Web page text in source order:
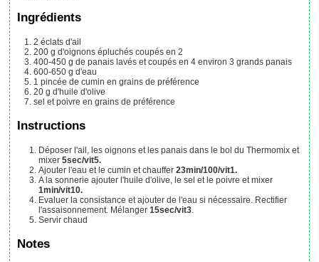
Ingrédients
2 éclats d'ail
200 g d'oignons épluchés coupés en 2
400-450 g de panais lavés et coupés en 4 environ 3 grands panais
600-650 g d'eau
1 pincée de cumin en grains de préférence
20 g d'huile d'olive
sel et poivre en grains de préférence
Instructions
Déposer l'ail, les oignons et les panais dans le bol du Thermomix et
mixer5sec/vit5.
Ajouter l'eau et le cumin et chauffer23min/100/vit1.
A la sonnerie ajouter l'huile d'olive, le sel et le poivre et mixer
1min/vit10.
Evaluer la consistance et ajouter de l'eau si nécessaire. Rectifier
l'assaisonnement. Mélanger15sec/vit3
Servir chaud
Notes